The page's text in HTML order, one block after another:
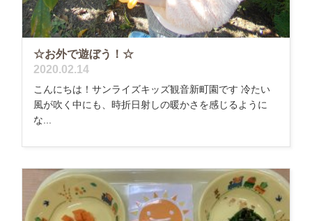
☆お外で遊ぼう！☆
2020.02.14
こんにちは！サンライズキッズ観音新町園です 冷たい
風が吹く中にも、時折日射しの暖かさを感じるように
な...